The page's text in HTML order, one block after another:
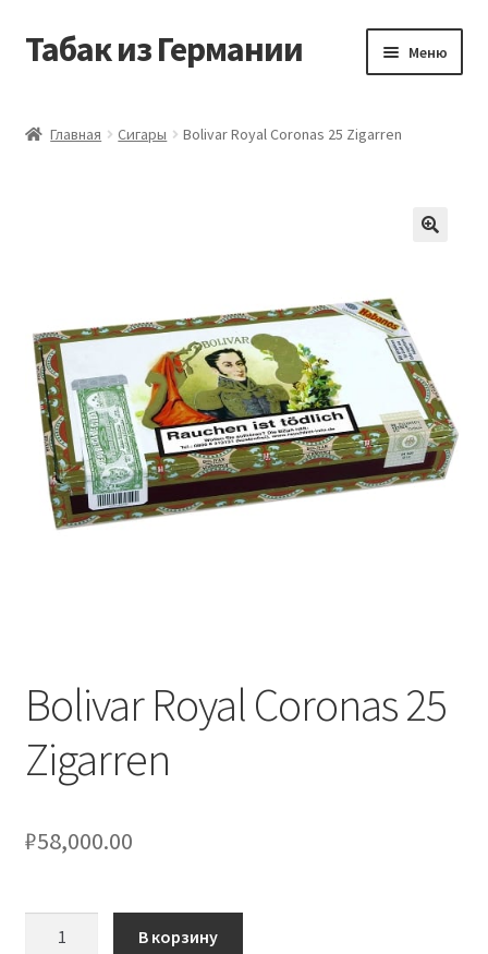
Перейти
Перейти
Табак из Германии Меню
Магазин
Оформление заказа
Табак на заказ
Главная Сигары Bolivar Royal Coronas 25 Zigarren
Bolivar Royal Coronas 25
Zigarren
₽58,000.00
В корзину